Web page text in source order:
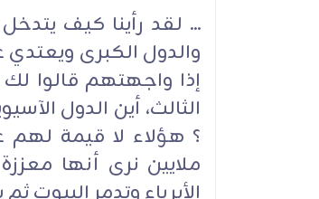
... لقد رأينا كيف
والدول الكبرى
إذا واجهتهم قالوا لك
الثالث، أين الدول
؟ هؤلاء لا قيمة لهم
ملايين نرى أنها